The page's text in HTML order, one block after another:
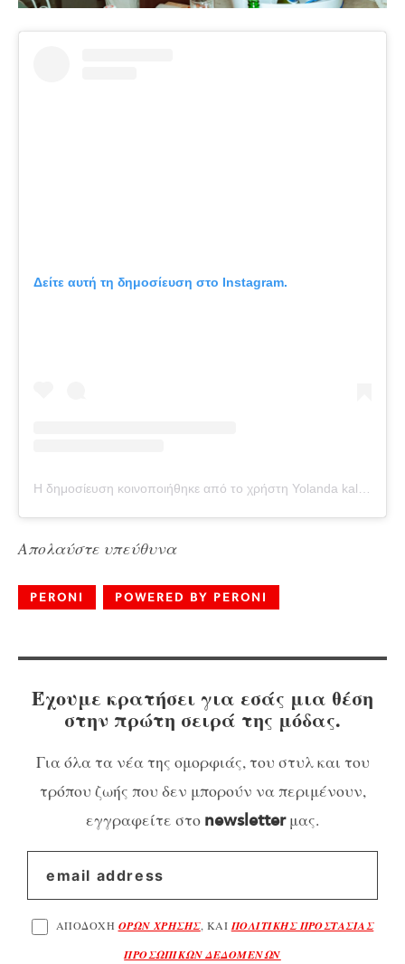
Δείτε αυτή τη δημοσίευση στο Instagram.
Η δημοσίευση κοινοποιήθηκε από το χρήστη Yolanda kalogeropoulou (@yolanda.kalo)
Απολαύστε υπεύθυνα
PERONI POWERED BY PERONI
Έχουμε κρατήσει για εσάς μια θέση
στην πρώτη σειρά της μόδας.
Για όλα τα νέα της ομορφιάς, του στυλ και του
τρόπου ζωής που δεν μπορούν να περιμένουν,
εγγραφείτε στο newsletterμας.
ΑΠΟΔΟΧΗ ΟΡΩΝ ΧΡΗΣΗΣ, ΚΑΙ ΠΟΛΙΤΙΚΗΣ ΠΡΟΣΤΑΣΙΑΣ
ΠΡΟΣΩΠΙΚΩΝ ΔΕΔΟΜΕΝΩΝ